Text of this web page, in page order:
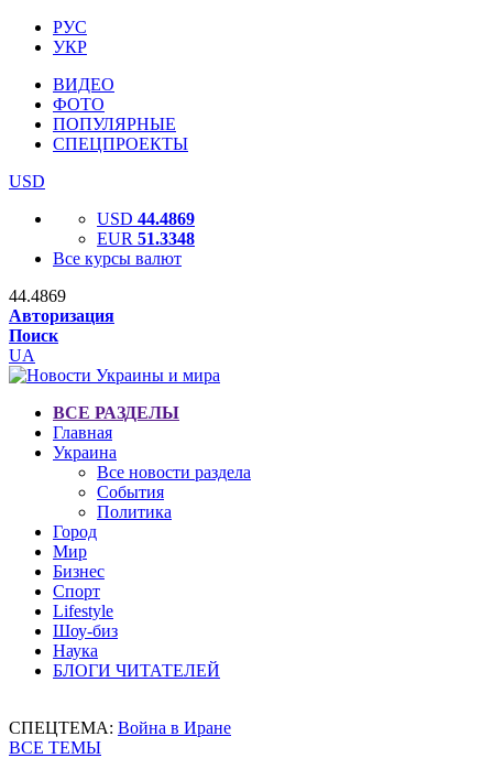
РУС
УКР
ВИДЕО
ФОТО
ПОПУЛЯРНЫЕ
СПЕЦПРОЕКТЫ
USD
USD 44.4869
EUR 51.3348
Все курсы валют
44.4869
Авторизация
Поиск
UA
ВСЕ РАЗДЕЛЫ
Главная
Украина
Все новости раздела
События
Политика
Город
Мир
Бизнес
Спорт
Lifestyle
Шоу-биз
Наука
БЛОГИ ЧИТАТЕЛЕЙ
СПЕЦТЕМА: Война в Иране
ВСЕ ТЕМЫ